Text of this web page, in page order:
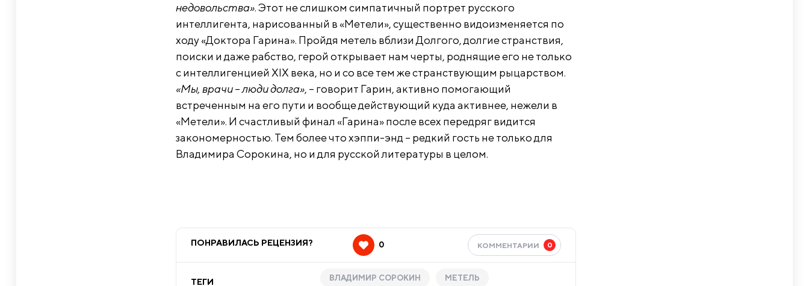
недовольства». Этот не слишком симпатичный портрет русского
интеллигента, нарисованный в «Метели», существенно видоизменяется по
ходу «Доктора Гарина». Пройдя метель вблизи Долгого, долгие странствия,
поиски и даже рабство, герой открывает нам черты, роднящие его не только
с интеллигенцией XIX века, но и со все тем же странствующим рыцарством.
«Мы, врачи – люди долга», – говорит Гарин, активно помогающий
встреченным на его пути и вообще действующий куда активнее, нежели в
«Метели». И счастливый финал «Гарина» после всех передряг видится
закономерностью. Тем более что хэппи-энд – редкий гость не только для
Владимира Сорокина, но и для русской литературы в целом.
ПОНРАВИЛАСЬ РЕЦЕНЗИЯ? 0 КОММЕНТАРИИ 0
ТЕГИ ВЛАДИМИР СОРОКИН МЕТЕЛЬ